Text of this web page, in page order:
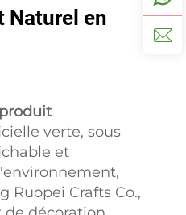
également
activement à des
phares sur le
marché.
Naturel en
verte, sous
et
Ruopei Crafts Co.,